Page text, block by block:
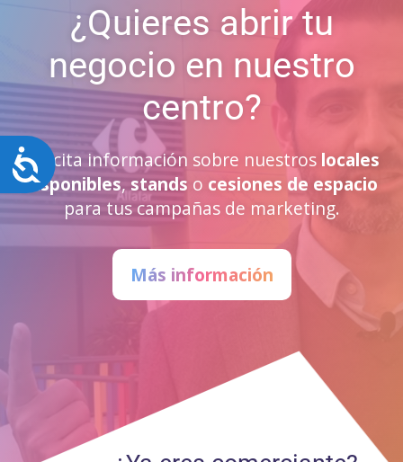
Accesibilidad
¿Quieres abrir tu
negocio en nuestro
centro?
Solicita información sobre nuestros locales
disponibles, stands o cesiones de espacio
para tus campañas de marketing.
Más información